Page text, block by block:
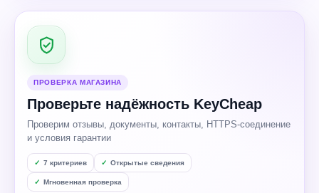
ПРОВЕРКА МАГАЗИНА
Проверьте надёжность KeyCheap
Проверим отзывы, документы, контакты, HTTPS-соединение
и условия гарантии
7 критериев Открытые сведения
Мгновенная проверка